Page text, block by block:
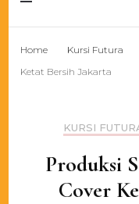
Home Kursi Futura
Ketat Bersih Jakarta
KURSI
Produksi
Cover